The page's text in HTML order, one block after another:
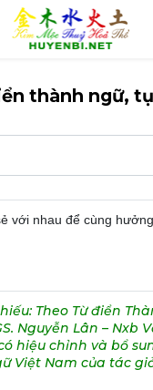
thành ngữ,
với nhau để cùng
Theo Từ điển
Nguyễn Lân – Nxb
hiệu chỉnh và bổ
Việt Nam của tác